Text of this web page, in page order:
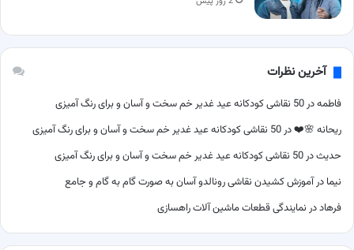
آخرین نظرات
فاطمهدر50 نقاشی کودکانه عید غدیر خم سخت و آسان و برای رنگ آمیزی
ریحانه 🌸❤️در50 نقاشی کودکانه عید غدیر خم سخت و آسان و برای رنگ آمیزی
حدیثدر50 نقاشی کودکانه عید غدیر خم سخت و آسان و برای رنگ آمیزی
نیما درآموزش کشیدن نقاشی رونالدو آسان به صورت گام به گام و جامع
فرهاددر نمایندگی قطعات ماشین آلات راهسازی